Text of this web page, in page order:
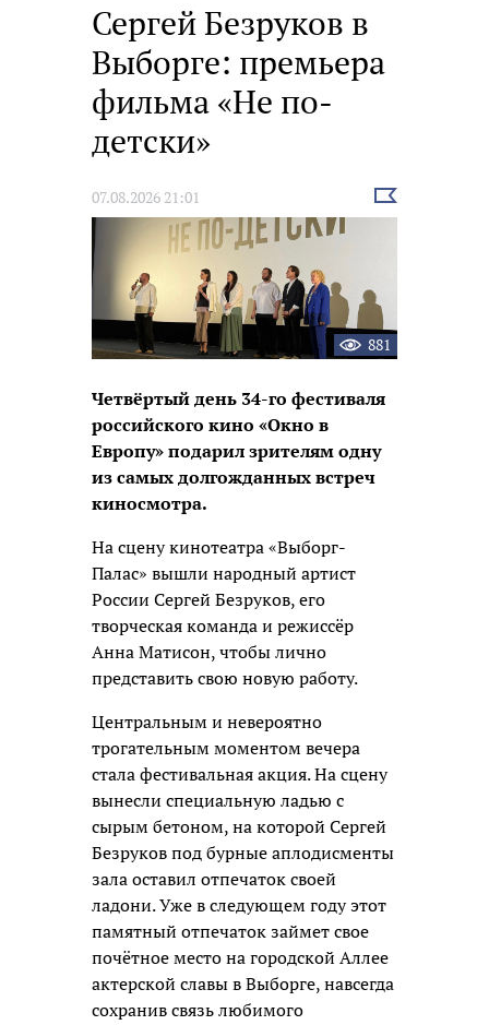
Сергей Безруков в
Выборге: премьера
фильма «Не по-
детски»
07.08.2026 21:01
Выбрать
новость
881
Четвёртый день 34-го фестиваля
российского кино «Окно в
Европу» подарил зрителям одну
из самых долгожданных встреч
киносмотра.
На сцену кинотеатра «Выборг-
Палас» вышли народный артист
России Сергей Безруков, его
творческая команда и режиссёр
Анна Матисон, чтобы лично
представить свою новую работу.
Центральным и невероятно
трогательным моментом вечера
стала фестивальная акция. На сцену
вынесли специальную ладью с
сырым бетоном, на которой Сергей
Безруков под бурные аплодисменты
зала оставил отпечаток своей
ладони. Уже в следующем году этот
памятный отпечаток займет свое
почётное место на городской Аллее
актерской славы в Выборге, навсегда
сохранив связь любимого